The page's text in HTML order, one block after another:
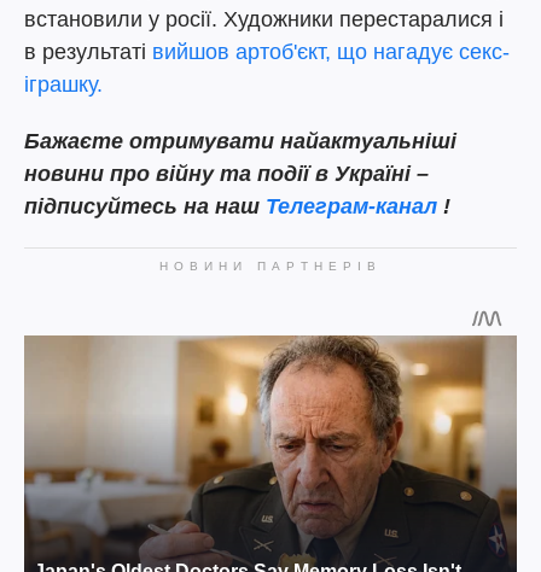
встановили у росії. Художники перестаралися і
в результаті вийшов артоб'єкт, що нагадує секс-
іграшку.
Бажаєте отримувати найактуальніші
новини про війну та події в Україні –
підписуйтесь на наш Телеграм-канал !